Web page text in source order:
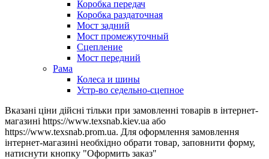
Коробка передач
Коробка раздаточная
Мост задний
Мост промежуточный
Сцепление
Мост передний
Рама
Колеса и шины
Устр-во седельно-сцепное
Вказані ціни дійсні тільки при замовленні товарів в інтернет-
магазині https://www.texsnab.kiev.ua або
https://www.texsnab.prom.ua. Для оформлення замовлення
інтернет-магазині необхідно обрати товар, заповнити форму,
натиснути кнопку "Оформить заказ"